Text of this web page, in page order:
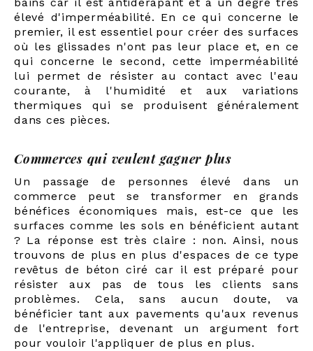
élevé d'imperméabilité. En ce qui concerne le
premier, il est essentiel pour créer des surfaces
où les glissades n'ont pas leur place et, en ce
qui concerne le second, cette imperméabilité
lui permet de résister au contact avec l'eau
courante, à l'humidité et aux variations
thermiques qui se produisent généralement
dans ces pièces.
Commerces qui veulent gagner plus
Un passage de personnes élevé dans un
commerce peut se transformer en grands
bénéfices économiques mais, est-ce que les
surfaces comme les sols en bénéficient autant
? La réponse est très claire : non. Ainsi, nous
trouvons de plus en plus d'espaces de ce type
revêtus de béton ciré car il est préparé pour
résister aux pas de tous les clients sans
problèmes. Cela, sans aucun doute, va
bénéficier tant aux pavements qu'aux revenus
de l'entreprise, devenant un argument fort
pour vouloir l'appliquer de plus en plus.